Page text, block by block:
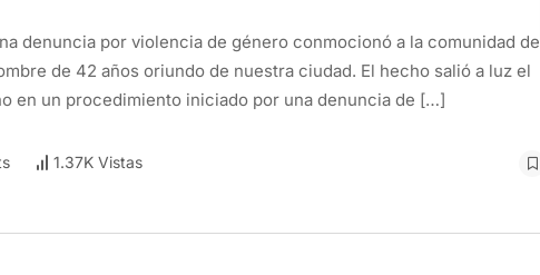
denuncia por violencia de género conmocionó a la comunidad de
de 42 años oriundo de nuestra ciudad. El hecho salió a luz el
en un procedimiento iniciado por una denuncia de […]
1.37K Vistas